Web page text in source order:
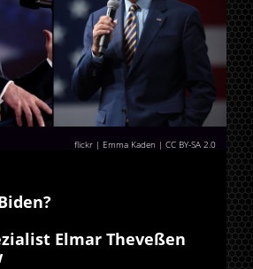
flickr | Emma Kaden |CC BY-SA 2.0
Elmar Theveßen